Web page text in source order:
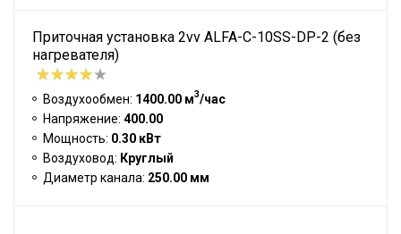
Приточная установка 2vv ALFA-C-10SS-DP-2 (без
нагревателя)
Воздухообмен: 1400.00 м3/час
Напряжение: 400.00
Мощность: 0.30 кВт
Воздуховод: Круглый
Диаметр канала: 250.00 мм